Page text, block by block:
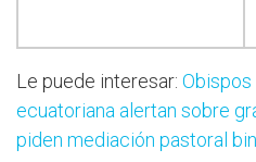
Le puede interesar:
ecuatoriana alertan sobre
piden mediación pastoral